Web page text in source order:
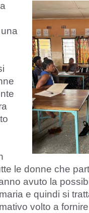
le donne che
avuto la
e quindi si
volto a